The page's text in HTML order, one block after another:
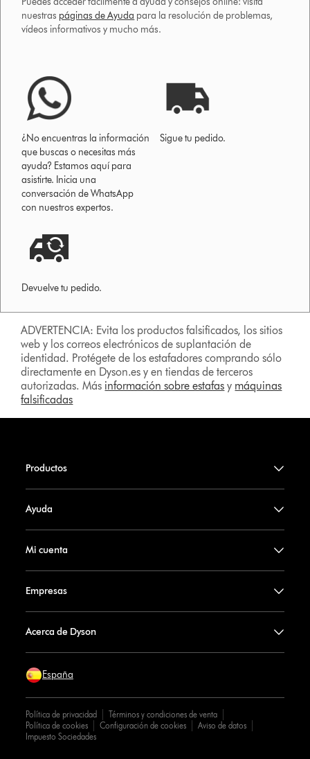
nuestras páginas de Ayuda para la resolución de problemas,
vídeos informativos y mucho más.
¿No encuentras la información
que buscas o necesitas más
ayuda? Estamos aquí para
asistirte. Inicia una
conversación de WhatsApp
con nuestros expertos.
Sigue tu pedido.
Devuelve tu pedido.
ADVERTENCIA: Evita los productos falsificados, los sitios
web y los correos electrónicos de suplantación de
identidad. Protégete de los estafadores comprando sólo
directamente en Dyson.es y en tiendas de terceros
autorizadas. Más información sobre estafas y máquinas
falsificadas
Productos
Ayuda
Mi cuenta
Empresas
Acerca de Dyson
España
Política de privacidad
Términos y condiciones de venta
Política de cookies
Configuración de cookies
Aviso de datos
Impuesto Sociedades